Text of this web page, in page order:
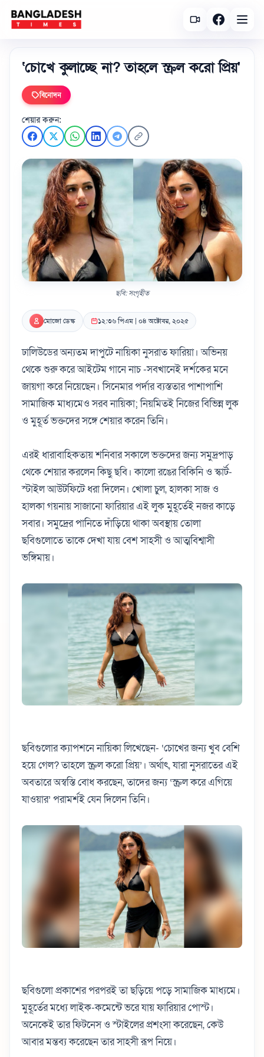
‘চোখে কুলাচ্ছে না? তাহলে স্ক্রল করো প্রিয়'
বিনোদন
শেয়ার করুন:
ছবি: সংগৃহীত
মোজো ডেস্ক ১২:৩৬ পিএম | ০৪ অক্টোবর, ২০২৫
ঢালিউডের অন্যতম দাপুটে নায়িকা নুসরাত ফারিয়া। অভিনয়
থেকে শুরু করে আইটেম গানে নাচ -সবখানেই দর্শকের মনে
জায়গা করে নিয়েছেন। সিনেমার পর্দার ব্যস্ততার পাশাপাশি
সামাজিক মাধ্যমেও সরব নায়িকা; নিয়মিতই নিজের বিভিন্ন লুক
ও মুহূর্ত ভক্তদের সঙ্গে শেয়ার করেন তিনি।
এরই ধারাবাহিকতায় শনিবার সকালে ভক্তদের জন্য সমুদ্রপাড়
থেকে শেয়ার করলেন কিছু ছবি। কালো রঙের বিকিনি ও স্কার্ট-
স্টাইল আউটফিটে ধরা দিলেন। খোলা চুল, হালকা সাজ ও
হালকা গয়নায় সাজানো ফারিয়ার এই লুক মুহূর্তেই নজর কাড়ে
সবার। সমুদ্রের পানিতে দাঁড়িয়ে থাকা অবস্থায় তোলা
ছবিগুলোতে তাকে দেখা যায় বেশ সাহসী ও আত্মবিশ্বাসী
ভঙ্গিমায়।
ছবিগুলোর ক্যাপশনে নায়িকা লিখেছেন- ‘চোখের জন্য খুব বেশি
হয়ে গেল? তাহলে স্ক্রল করো প্রিয়’। অর্থাৎ, যারা নুসরাতের এই
অবতারে অস্বস্তি বোধ করছেন, তাদের জন্য ‘স্ক্রল করে এগিয়ে
যাওয়ার’ পরামর্শই যেন দিলেন তিনি।
ছবিগুলো প্রকাশের পরপরই তা ছড়িয়ে পড়ে সামাজিক মাধ্যমে।
মুহূর্তের মধ্যে লাইক-কমেন্টে ভরে যায় ফারিয়ার পোস্ট।
অনেকেই তার ফিটনেস ও স্টাইলের প্রশংসা করেছেন, কেউ
আবার মন্তব্য করেছেন তার সাহসী রূপ নিয়ে।